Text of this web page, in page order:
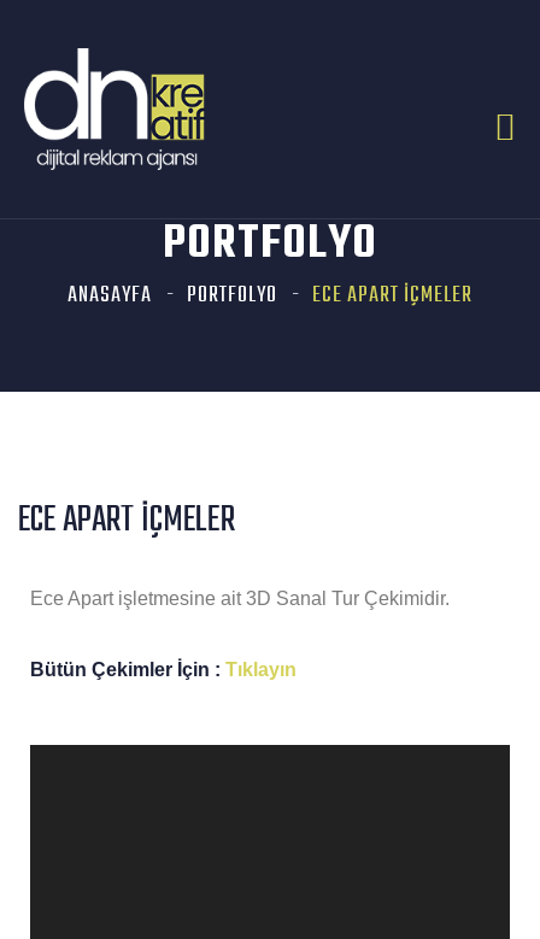
PORTFOLYO
ANASAYFA PORTFOLYO ECE APART İÇMELER
ECE APART İÇMELER
Ece Apart işletmesine ait 3D Sanal Tur Çekimidir.
Bütün Çekimler İçin : Tıklayın